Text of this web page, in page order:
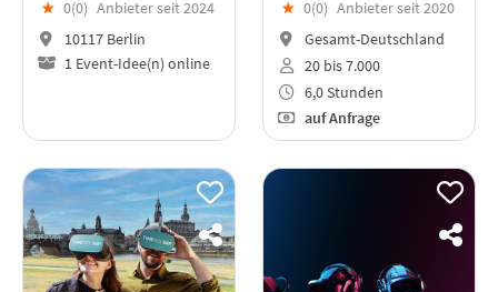
★ 0(0) Anbieter seit 2024
10117 Berlin
1 Event-Idee(n) online
★ 0(0) Anbieter seit 2020
Gesamt-Deutschland
20 bis 7.000
6,0 Stunden
auf Anfrage